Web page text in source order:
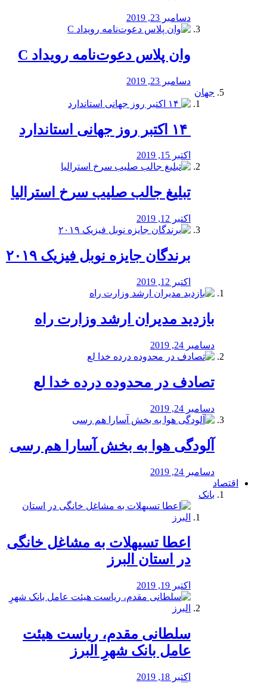
دسامبر 23, 2019
وان پلاس دعوت‌نامه رویداد C
دسامبر 23, 2019
جهان
اکتبر 15, 2019
تبلیغ جالب صلیب سرخ استرالیا
اکتبر 12, 2019
برندگان جایزه نوبل فیزیک ۲۰۱۹
اکتبر 12, 2019
بازدید مدیران ارشد وزارت راه
دسامبر 24, 2019
تصادف در محدوده درده خدا لع
دسامبر 24, 2019
آلودگی هوا به بخش آسارا هم رسی
دسامبر 24, 2019
اقتصاد
بانک
️اعطا تسیهلات به مشاغل خانگی
در استان البرز
اکتبر 19, 2019
سلطانی مقدم، ریاست هیئت
عامل بانک شهرِ البرز
اکتبر 18, 2019